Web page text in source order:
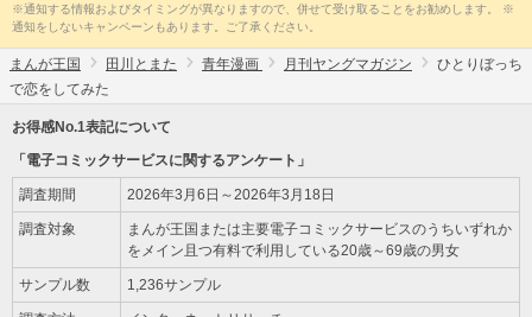
※通知する情報およびタイミングが異なりますので、併せて受け取ることをお勧めします。 ※
通知をしないキャンペーンもあります。ご了承ください。
まんが王国 田川とまた 青年漫画 月刊ヤングマガジン
ひとりぼっち
で恋をしてみた
お得感No.1表記について
「電子コミックサービスに関するアンケート」
調査期間 2026年3月6日～2026年3月18日
調査対象
まんが王国または主要電子コミックサービスのうちいずれか
をメイン且つ有料で利用している20歳～69歳の男女
サンプル数 1,236サンプル